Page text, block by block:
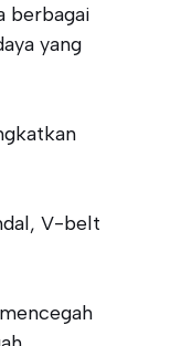
berbagai
yang
V-belt